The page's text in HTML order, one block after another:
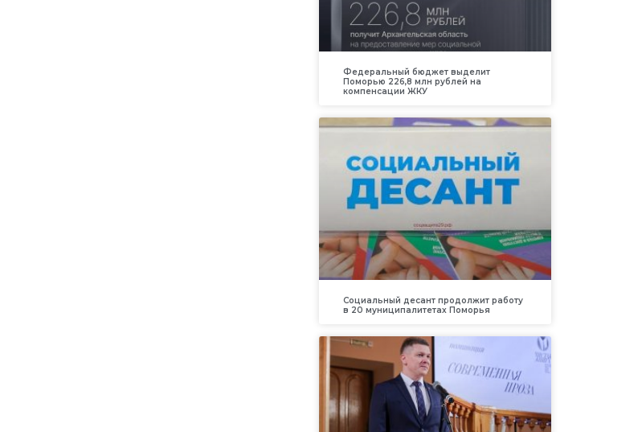
Федеральный бюджет выделит
Поморью 226,8 млн рублей на
компенсации ЖКУ
Социальный десант продолжит работу
в 20 муниципалитетах Поморья